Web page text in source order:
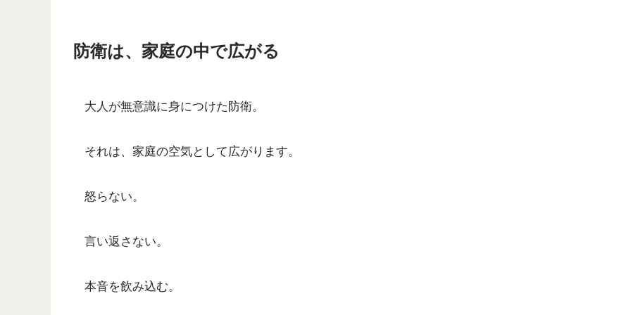
防衛は、家庭の中で広がる
大人が無意識に身につけた防衛。
それは、家庭の空気として広がります。
怒らない。
言い返さない。
本音を飲み込む。